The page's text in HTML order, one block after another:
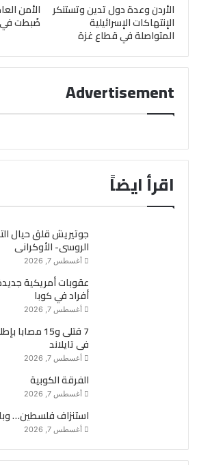
الأردن وعدة دول تدين وتستنكر
الإنتهاكات الإسرائيلية
المتواصلة في قطاع غزة
الأمن
ضُبطت في 1121 قضية
Advertisement
اقرأ ايضاً
جوتيريش قلق حيال
الروسى- الأوكرانى
أغسطس 7, 2026
أفراد في كوبا
أغسطس 7, 2026
7 قتلى و15
فى تايلاند
أغسطس 7, 2026
الفرقة الكوبية
أغسطس 7, 2026
استنزاف فلسطين…
أغسطس 7, 2026